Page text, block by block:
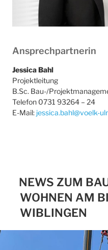
Ansprechpartnerin
Jessica Bahl
Projektleitung
B.Sc. Bau-/
Telefon 0731 93264 – 24
E-Mail: jessica.bahl@voelk-
NEWS ZUM
WOHNEN AM
WIBLINGEN